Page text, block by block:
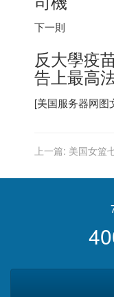
下一則
反大學疫
告上最高
[美国服务器网图
上一篇: 美国女篮
纪录，此前由男篮